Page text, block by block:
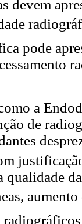
devem
pode
a
de
qualidade